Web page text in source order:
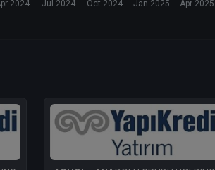
2024 Jul 2024 Oct 2024 Jan 2025 Apr 2025